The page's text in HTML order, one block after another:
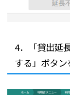
4．「貸出延
する」ボタン